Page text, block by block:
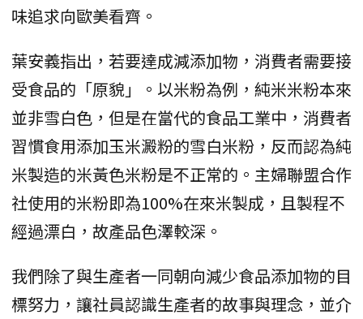
味追求向歐美看齊。
葉安義指出，若要達成減添加物，消費者需要接
受食品的「原貌」。以米粉為例，純米米粉本來
並非雪白色，但是在當代的食品工業中，消費者
習慣食用添加玉米澱粉的雪白米粉，反而認為純
米製造的米黃色米粉是不正常的。主婦聯盟合作
社使用的米粉即為100%在來米製成，且製程不
經過漂白，故產品色澤較深。
我們除了與生產者一同朝向減少食品添加物的目
標努力，讓社員認識生產者的故事與理念，並介